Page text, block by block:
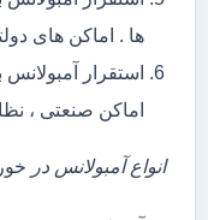
ها . اماکن های
استقرار
اماکن صنعتی ،
انواع آمبولانس در